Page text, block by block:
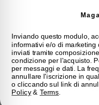
EC91C16NR
MCB AEG EC90 1P+N
Inviando questo modulo,
informativi e/o di
inviati tramite
condizione per l'acquisto.
per messaggi e dati. La
annullare l'iscrizione in
o cliccando sul link di
Policy& Terms